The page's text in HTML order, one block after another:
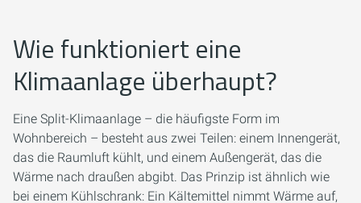
Wie funktioniert eine
Klimaanlage überhaupt?
Eine Split-Klimaanlage – die häufigste Form im
Wohnbereich – besteht aus zwei Teilen: einem Innengerät,
das die Raumluft kühlt, und einem Außengerät, das die
Wärme nach draußen abgibt. Das Prinzip ist ähnlich wie
bei einem Kühlschrank: Ein Kältemittel nimmt Wärme auf,